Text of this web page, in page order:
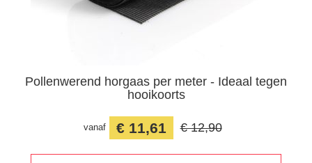
Pollenwerend horgaas per meter - Ideaal tegen
hooikoorts
vanaf € 11,61 € 12,90